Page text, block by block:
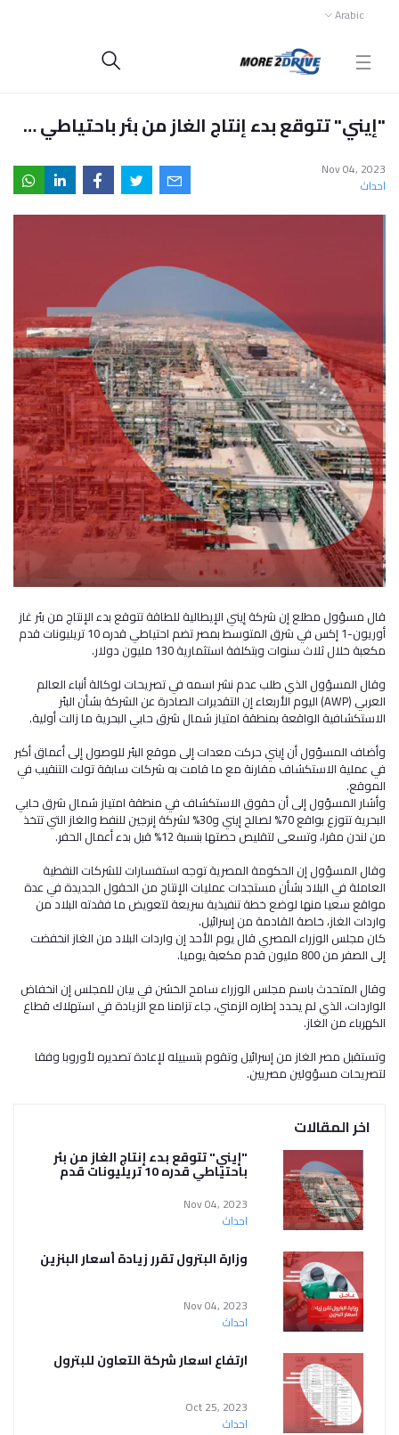
Arabic
"إيني" تتوقع بدء إنتاج الغاز من بئر باحتياطي قدره 10 تريليونات قدم مكعبة في مصر
Nov 04, 2023
احداث
قال مسؤول مطلع إن شركة إيني الإيطالية للطاقة تتوقع بدء الإنتاج من بئر غاز
أوريون-1 إكس في شرق المتوسط بمصر تضم احتياطي قدره 10 تريليونات قدم
مكعبة خلال ثلاث سنوات وبتكلفة استثمارية 130 مليون دولار.
وقال المسؤول الذي طلب عدم نشر اسمه في تصريحات لوكالة أنباء العالم
العربي (AWP) اليوم الأربعاء إن التقديرات الصادرة عن الشركة بشأن البئر
الاستكشافية الواقعة بمنطقة امتياز شمال شرق حابي البحرية ما زالت أولية.
وأضاف المسؤول أن إيني حركت معدات إلى موقع البئر للوصول إلى أعماق أكبر
في عملية الاستكشاف مقارنة مع ما قامت به شركات سابقة تولت التنقيب في
الموقع.
وأشار المسؤول إلى أن حقوق الاستكشاف في منطقة امتياز شمال شرق حابي
البحرية تتوزع بواقع 70% لصالح إيني و30% لشركة إنرجين للنفط والغاز التي تتخذ
من لندن مقرا، وتسعى لتقليص حصتها بنسبة 12% قبل بدء أعمال الحفر.
وقال المسؤول إن الحكومة المصرية توجه استفسارات للشركات النفطية
العاملة في البلاد بشأن مستجدات عمليات الإنتاج من الحقول الجديدة في عدة
مواقع سعيا منها لوضع خطة تنفيذية سريعة لتعويض ما فقدته البلاد من
واردات الغاز، خاصة القادمة من إسرائيل.
كان مجلس الوزراء المصري قال يوم الأحد إن واردات البلاد من الغاز انخفضت
إلى الصفر من 800 مليون قدم مكعبة يوميا.
وقال المتحدث باسم مجلس الوزراء سامح الخشن في بيان للمجلس إن انخفاض
الواردات، الذي لم يحدد إطاره الزمني، جاء تزامنا مع الزيادة في استهلاك قطاع
الكهرباء من الغاز.
وتستقبل مصر الغاز من إسرائيل وتقوم بتسييله لإعادة تصديره لأوروبا وفقا
لتصريحات مسؤولين مصريين.
اخر المقالات
"إيني" تتوقع بدء إنتاج الغاز من بئر
باحتياطي قدره 10 تريليونات قدم
مكعبة في مصر
Nov 04, 2023
احداث
وزارة البترول تقرر زيادة أسعار البنزين
Nov 04, 2023
احداث
ارتفاع اسعار شركة التعاون للبترول
Oct 25, 2023
احداث